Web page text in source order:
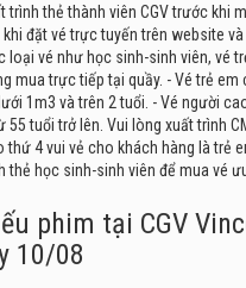
trình thẻ thành viên CGV trước khi
khi đặt vé trực tuyến trên website
loại vé như học sinh-sinh viên, vé
mua trực tiếp tại quầy. - Vé trẻ
1m3 và trên 2 tuổi. - Vé người
55 tuổi trở lên. Vui lòng xuất trình
thứ 4 vui vẻ cho khách hàng là trẻ
thẻ học sinh-sinh viên để mua vé
phim tại CGV
10/08